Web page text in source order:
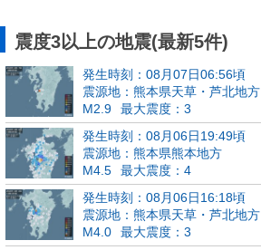
震度3以上の地震(最新5件)
発生時刻：08月07日06:56頃
震源地：熊本県天草・芦北地方
M2.9
最大震度：3
発生時刻：08月06日19:49頃
震源地：熊本県熊本地方
M4.5
最大震度：4
発生時刻：08月06日16:18頃
震源地：熊本県天草・芦北地方
M4.0
最大震度：3